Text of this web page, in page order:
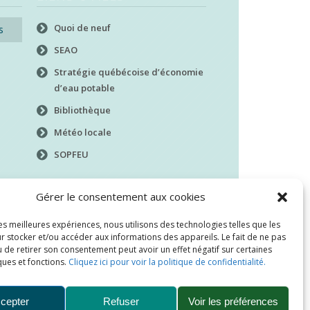
Gérer le consentement aux cookies
meilleures expériences, nous utilisons des technologies telles que les
stocker et/ou accéder aux informations des appareils. Le fait de ne pas
de retirer son consentement peut avoir un effet négatif sur certaines
et fonctions. Cliquez ici pour voir la politique de confidentialité.
Refuser Voir les préférences
Quoi de neuf
SEAO
Stratégie québécoise d’économie
d’eau potable
Bibliothèque
Météo locale
SOPFEU